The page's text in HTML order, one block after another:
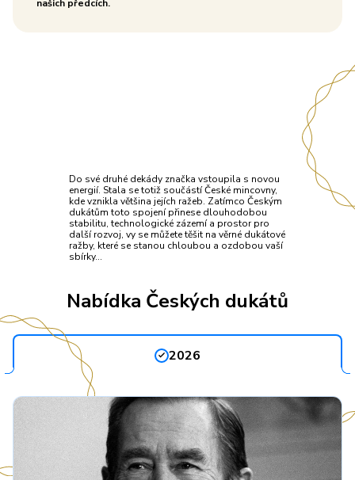
našich předcích.
Do své druhé dekády značka vstoupila s novou
energií. Stala se totiž součástí České mincovny,
kde vznikla většina jejích ražeb. Zatímco Českým
dukátům toto spojení přinese dlouhodobou
stabilitu, technologické zázemí a prostor pro
další rozvoj, vy se můžete těšit na věrné dukátové
ražby, které se stanou chloubou a ozdobou vaší
sbírky…
Nabídka Českých dukátů
2026